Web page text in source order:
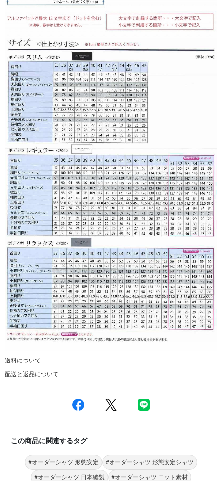
送料について
配送と返品について
この商品に関連するタグ
#オーダーシャツ 形態安定 #オーダーシャツ 形態安定シャツ
#オーダーシャツ 日本縫製 #オーダーシャツ ニット素材